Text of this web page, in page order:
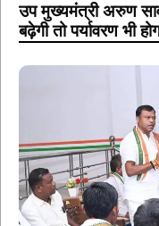
उप मुख्यमंत्री अरुण साव
बढ़ेगी तो पर्यावरण भी